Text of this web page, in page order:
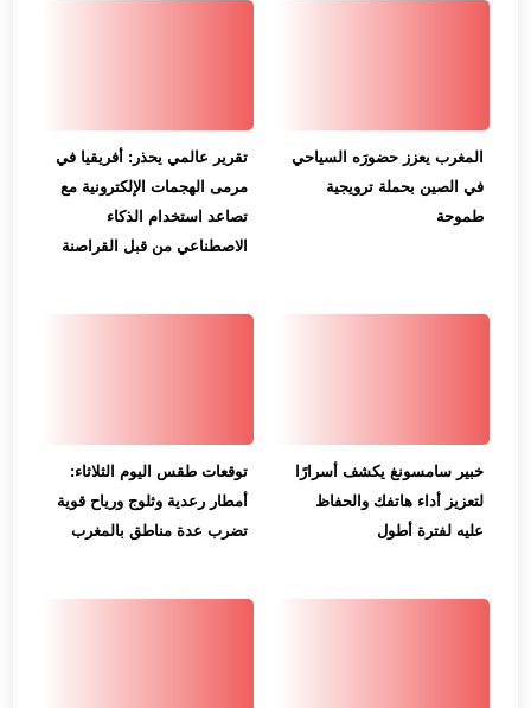
المغرب يعزز حضورَه السياحي
في الصين بحملة ترويجية
طموحة
تقرير عالمي يحذر: أفريقيا في
مرمى الهجمات الإلكترونية مع
تصاعد استخدام الذكاء
الاصطناعي من قبل القراصنة
خبير سامسونغ يكشف أسرارًا
لتعزيز أداء هاتفك والحفاظ
عليه لفترة أطول
توقعات طقس اليوم الثلاثاء:
أمطار رعدية وثلوج ورياح قوية
تضرب عدة مناطق بالمغرب